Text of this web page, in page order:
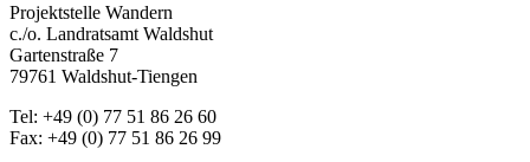
Projektstelle Wandern
c./o. Landratsamt Waldshut
Gartenstraße 7
79761 Waldshut-Tiengen
Tel: +49 (0) 77 51 86 26 60
Fax: +49 (0) 77 51 86 26 99